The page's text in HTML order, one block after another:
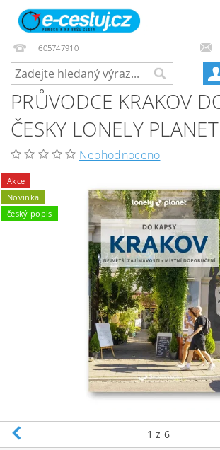
605747910
PRŮVODCE KRAKOV
ČESKY LONELY
Neohodnoceno
Akce
Novinka
český popis
1 z 6